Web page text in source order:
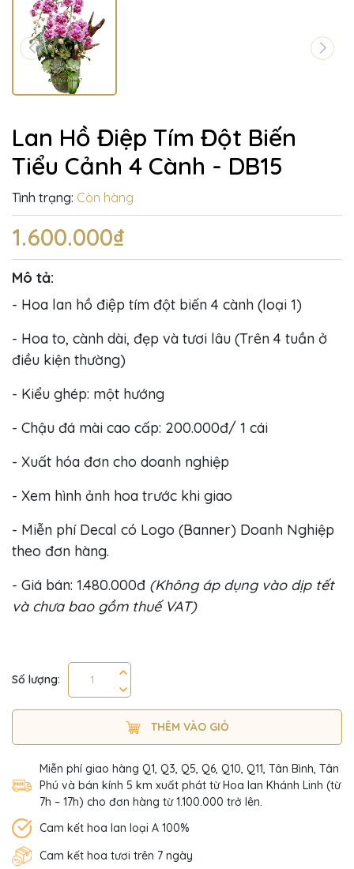
Lan Hồ Điệp Tím Đột Biến
Tiểu Cảnh 4 Cành - DB15
Tình trạng: Còn hàng
1.600.000₫
Mô tả:
- Hoa lan hồ điệp tím đột biến 4 cành (loại 1)
- Hoa to, cành dài, đẹp và tươi lâu (Trên 4 tuần ở
điều kiện thường)
- Kiểu ghép: một hướng
- Chậu đá mài cao cấp: 200.000đ/ 1 cái
- Xuất hóa đơn cho doanh nghiệp
- Xem hình ảnh hoa trước khi giao
- Miễn phí Decal có Logo (Banner) Doanh Nghiệp
theo đơn hàng.
- Giá bán: 1.480.000đ (Không áp dụng vào dịp tết
và chưa bao gồm thuế VAT)
Số lượng:
THÊM VÀO GIỎ
Miễn phí giao hàng Q1, Q3, Q5, Q6, Q10, Q11, Tân Bình, Tân
Phú và bán kính 5 km xuất phát từ Hoa lan Khánh Linh (từ
7h – 17h) cho đơn hàng từ 1.100.000 trở lên.
Cam kết hoa lan loại A 100%
Cam kết hoa tươi trên 7 ngày